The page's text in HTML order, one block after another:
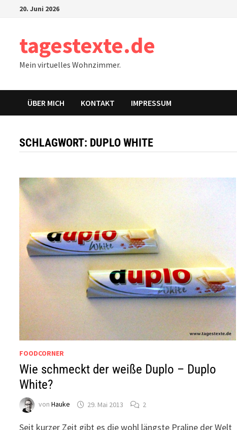
20. Juni 2026
tagestexte.de
Mein virtuelles Wohnzimmer.
ÜBER MICH KONTAKT IMPRESSUM
SCHLAGWORT: DUPLO WHITE
FOODCORNER
Wie schmeckt der weiße Duplo – Duplo
White?
vonHauke 29. Mai 2013 2
Seit kurzer Zeit gibt es die wohl längste Praline der Welt